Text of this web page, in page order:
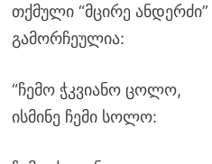
თქმული “მცირე
გამორჩეულია:
“ჩემო ჭკვიანო ცოლო,
ისმინე ჩემი სოლო: